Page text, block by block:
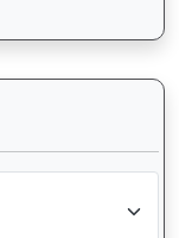
計分析：查看馬匹在